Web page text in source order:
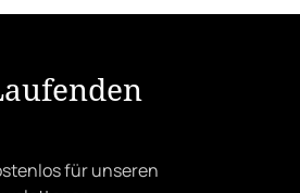
für unseren